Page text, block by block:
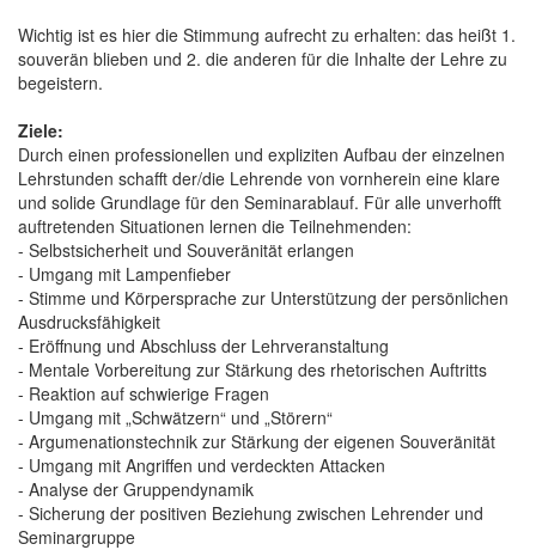
Wichtig ist es hier die Stimmung aufrecht zu erhalten: das heißt 1.
souverän blieben und 2. die anderen für die Inhalte der Lehre zu
begeistern.
Ziele:
Durch einen professionellen und expliziten Aufbau der einzelnen
Lehrstunden schafft der/die Lehrende von vornherein eine klare
und solide Grundlage für den Seminarablauf. Für alle unverhofft
auftretenden Situationen lernen die Teilnehmenden:
- Selbstsicherheit und Souveränität erlangen
- Umgang mit Lampenfieber
- Stimme und Körpersprache zur Unterstützung der persönlichen
Ausdrucksfähigkeit
- Eröffnung und Abschluss der Lehrveranstaltung
- Mentale Vorbereitung zur Stärkung des rhetorischen Auftritts
- Reaktion auf schwierige Fragen
- Umgang mit „Schwätzern“ und „Störern“
- Argumenationstechnik zur Stärkung der eigenen Souveränität
- Umgang mit Angriffen und verdeckten Attacken
- Analyse der Gruppendynamik
- Sicherung der positiven Beziehung zwischen Lehrender und
Seminargruppe